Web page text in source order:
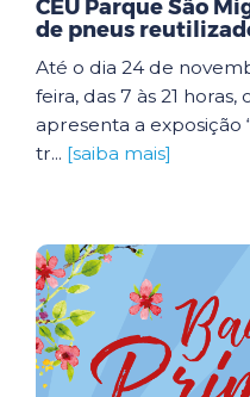
CEU Parque São
de pneus
Até o dia 24 de
feira, das 7 às 21
apresenta a exposição
tr... [saiba mais]